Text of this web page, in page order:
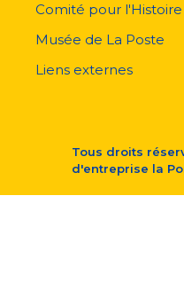
Comité pour
Musée de La Poste
Liens externes
Tous droits
d'entreprise la